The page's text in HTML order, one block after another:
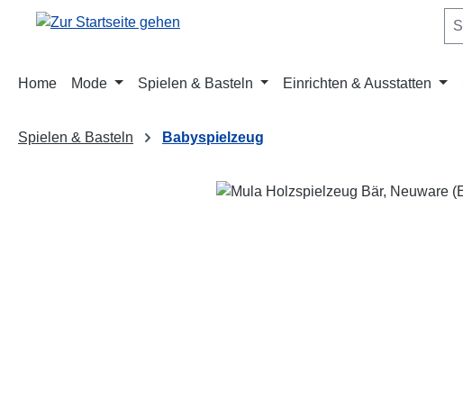
Hauptinhalt springen
Zur Suche springen
Zur Hauptnavigation springen
Home Mode Spielen & Basteln Einrichten & Ausstatten
Spielen & Basteln Babyspielzeug